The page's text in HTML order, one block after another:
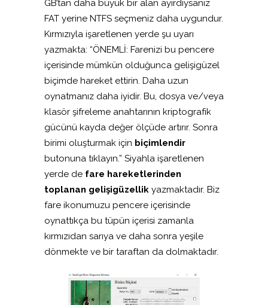
GB’tan daha büyük bir alan ayırdıysanız
FAT yerine NTFS seçmeniz daha uygundur.
Kırmızıyla işaretlenen yerde şu uyarı
yazmakta: “ÖNEMLİ: Farenizi bu pencere
içerisinde mümkün olduğunca gelişigüzel
biçimde hareket ettirin. Daha uzun
oynatmanız daha iyidir. Bu, dosya ve/veya
klasör şifreleme anahtarının kriptografik
gücünü kayda değer ölçüde artırır. Sonra
birimi oluşturmak için biçimlendir
butonuna tıklayın.” Siyahla işaretlenen
yerde de fare hareketlerinden
toplanan gelişigüzellik yazmaktadır. Biz
fare ikonumuzu pencere içerisinde
oynattıkça bu tüpün içerisi zamanla
kırmızıdan sarıya ve daha sonra yeşile
dönmekte ve bir taraftan da dolmaktadır.